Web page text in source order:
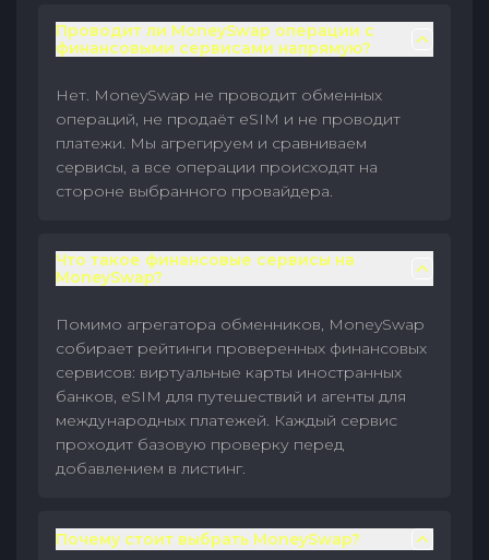
Проводит ли MoneySwap операции с
финансовыми сервисами напрямую?
Нет. MoneySwap не проводит обменных
операций, не продаёт eSIM и не проводит
платежи. Мы агрегируем и сравниваем
сервисы, а все операции происходят на
стороне выбранного провайдера.
Что такое финансовые сервисы на
MoneySwap?
Помимо агрегатора обменников, MoneySwap
собирает рейтинги проверенных финансовых
сервисов: виртуальные карты иностранных
банков, eSIM для путешествий и агенты для
международных платежей. Каждый сервис
проходит базовую проверку перед
добавлением в листинг.
Почему стоит выбрать MoneySwap?